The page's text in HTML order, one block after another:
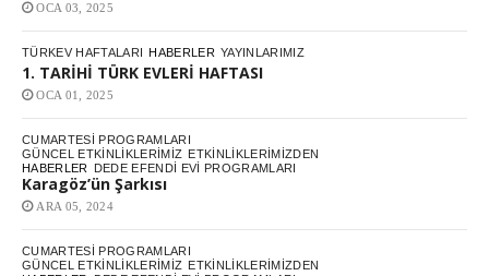
OCA 03, 2025
TÜRKEV HAFTALARI HABERLER YAYINLARIMIZ
1. TARİHİ TÜRK EVLERİ HAFTASI
OCA 01, 2025
CUMARTESI PROGRAMLARI
GÜNCEL ETKINLIKLERIMIZ
ETKINLIKLERIMIZDEN
HABERLER
DEDE EFENDI EVI PROGRAMLARI
Karagöz’ün Şarkısı
ARA 05, 2024
CUMARTESI PROGRAMLARI
GÜNCEL ETKINLIKLERIMIZ
ETKINLIKLERIMIZDEN